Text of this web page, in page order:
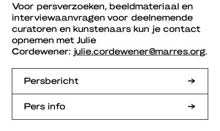
Voor persverzoeken, beeldmateriaal en
interviewaanvragen voor deelnemende
curatoren en kunstenaars kun je contact
opnemen met Julie
Cordewener: julie.cordewener@marres.org.
Persbericht
Pers info